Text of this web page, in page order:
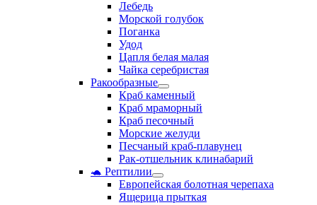
Лебедь
Морской голубок
Поганка
Удод
Цапля белая малая
Чайка серебристая
Ракообразные
Краб каменный
Краб мраморный
Краб песочный
Морские желуди
Песчаный краб-плавунец
Рак-отшельник клинабарий
🐢 Рептилии
Европейская болотная черепаха
Ящерица прыткая